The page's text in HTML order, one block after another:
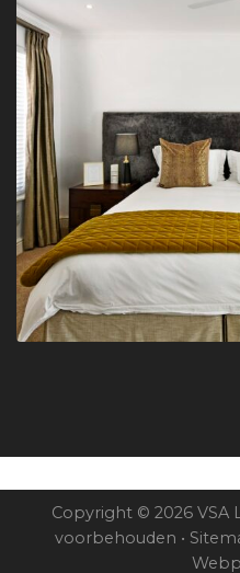
Copyright © 2026 VSA
voorbehouden •